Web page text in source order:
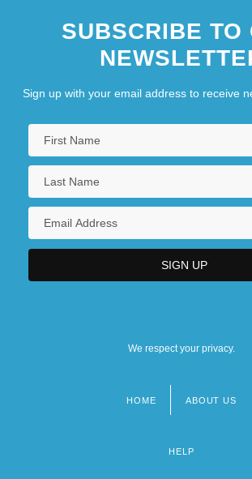
SUBSCRIBE TO
Sign up with your email address to receive
We respect your privacy.
HOME ABOUT US
HELP